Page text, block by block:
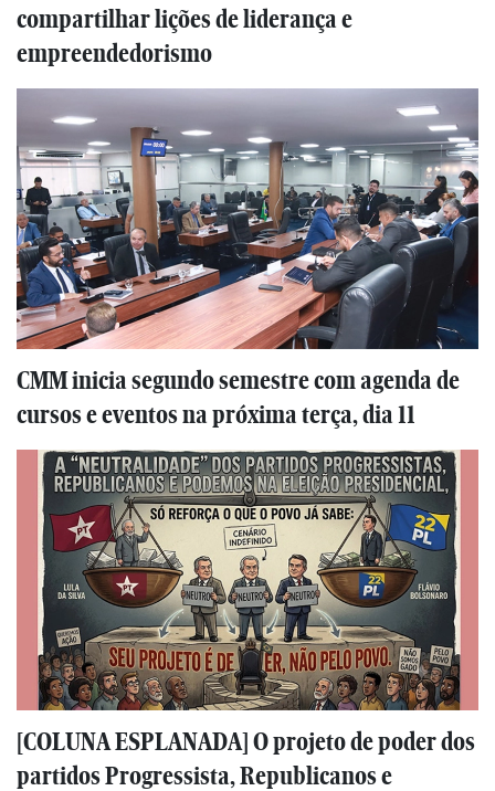
compartilhar lições de liderança e
empreendedorismo
CMM inicia segundo semestre com agenda de
cursos e eventos na próxima terça, dia 11
[COLUNA ESPLANADA] O projeto de poder dos
partidos Progressista, Republicanos e